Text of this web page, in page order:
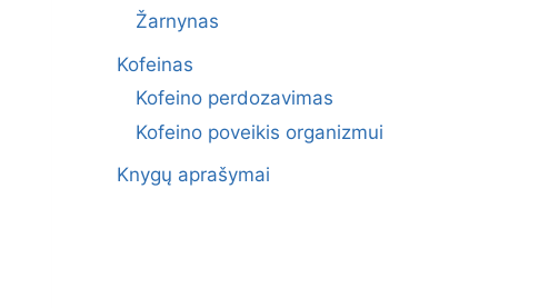
Žarnynas
Kofeinas
Kofeino perdozavimas
Kofeino poveikis organizmui
Knygų aprašymai